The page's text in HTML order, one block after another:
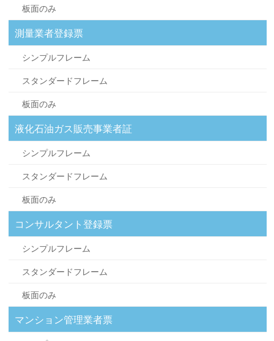
板面のみ
測量業者登録票
シンプルフレーム
スタンダードフレーム
板面のみ
液化石油ガス販売事業者証
シンプルフレーム
スタンダードフレーム
板面のみ
コンサルタント登録票
シンプルフレーム
スタンダードフレーム
板面のみ
マンション管理業者票